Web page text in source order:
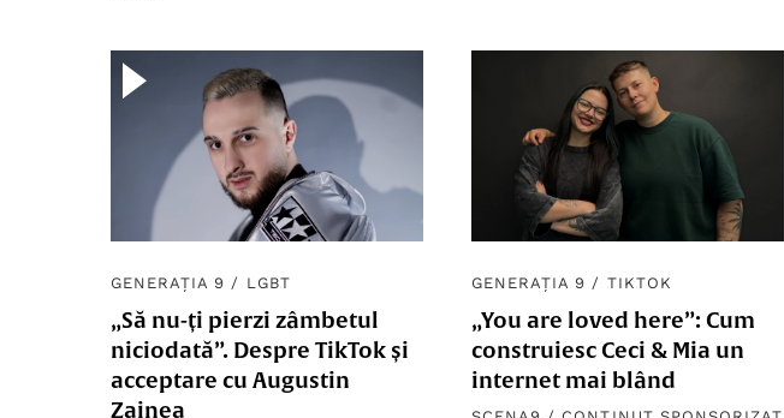
GENERAȚIA 9 / LGBT
„Să nu-ți pierzi zâmbetul
niciodată”. Despre TikTok și
acceptare cu Augustin
Zainea
GENERAȚIA 9 / TIKTOK
„You are loved here”: Cum
construiesc Ceci & Mia un
internet mai blând